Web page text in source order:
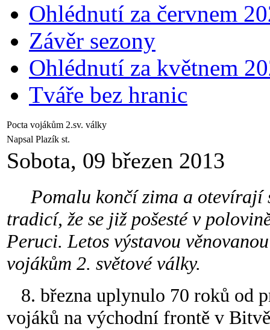
Ohlédnutí za červnem
Závěr sezony
Ohlédnutí za květnem
Tváře bez hranic
Pocta vojákům 2.sv. války
Napsal Plazík st.
Sobota, 09 březen 2013
Pomalu končí zima a otevírají
tradicí, že se již pošesté v
Peruci. Letos výstavou
vojákům 2. světové války.
8. března uplynulo 70 roků od
vojáků na východní frontě v